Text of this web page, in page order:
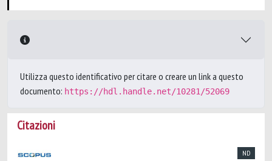
Utilizza questo identificativo per citare o creare un link a questo
documento: https://hdl.handle.net/10281/52069
Citazioni
ND